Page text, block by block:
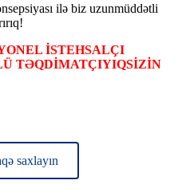
ilə biz uzunmüddətli
İSTEHSALÇI
TƏQDİMATÇIYIQSİZİN
saxlayın